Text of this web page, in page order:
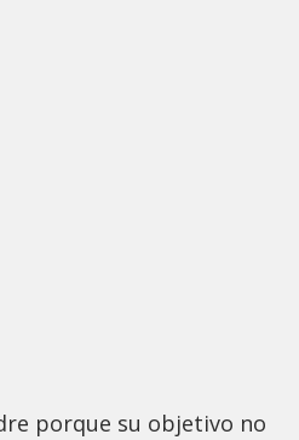
porque su objetivo no